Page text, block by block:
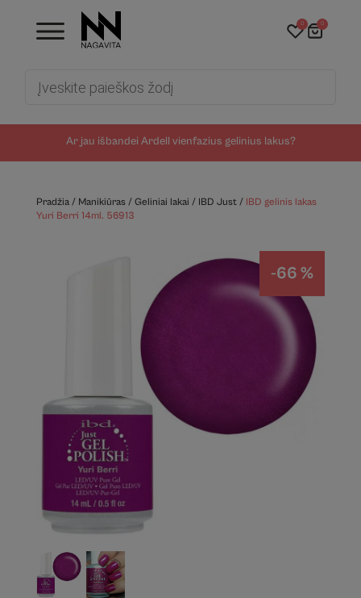
Ar jau išbandei Ardell vienfazius gelinius lakus?
0 0
Pradžia/ Manikiūras/ Geliniai lakai / IBD Just/ IBD gelinis lakas
Yuri Berri 14ml. 56913
-66 %